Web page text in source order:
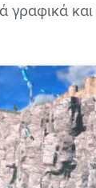
γραφικά